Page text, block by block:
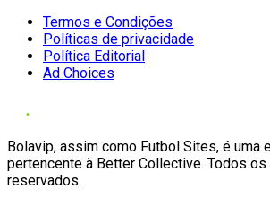
Termos e Condições
Políticas de privacidade
Política Editorial
Ad Choices
Bolavip, assim como Futbol Sites, é uma
pertencente à Better Collective. Todos
reservados.